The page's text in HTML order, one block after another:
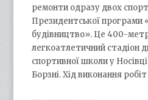
ремонти одразу двох
Президентської програми
будівництво». Це 400-
легкоатлетичний стадіон
спортивної школи у
Борзні. Хід виконання